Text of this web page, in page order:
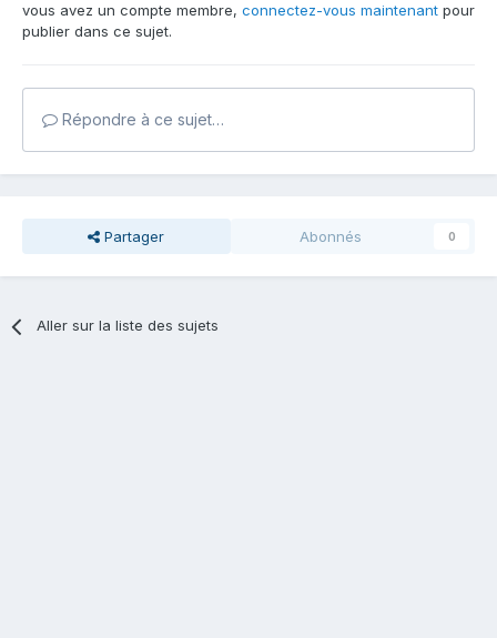
vous avez un compte membre, connectez-vous maintenant pour
publier dans ce sujet.
Répondre à ce sujet…
Partager Abonnés 0
Aller sur la liste des sujets